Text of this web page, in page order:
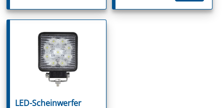
LED-Scheinwerfer